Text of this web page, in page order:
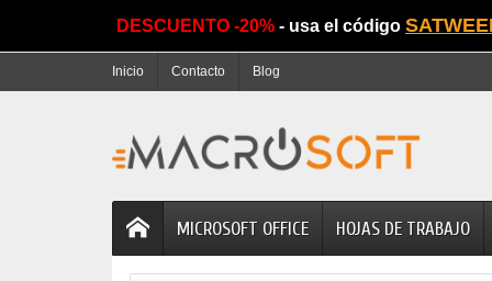
DESCUENTO -20% - usa el código
Inicio Contacto Blog
MICROSOFT OFFICE HOJAS DE TRABAJO